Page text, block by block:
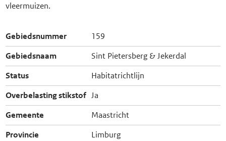
vleermuizen.
Gebiedsnummer
159
Gebiedsnaam
Sint Pietersberg & Jekerdal
Status
Habitatrichtlijn
Overbelasting stikstof Ja
Gemeente
Maastricht
Provincie
Limburg